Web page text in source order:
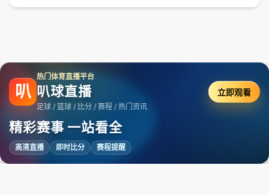
叭
热门体育直播平台
叭球直播
足球 / 篮球 / 比分 / 赛程 / 热门资讯
精彩赛事 一站看全
高清直播 即时比分 赛程提醒
立即观看